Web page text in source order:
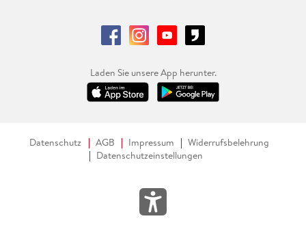
Laden Sie unsere App herunter.
Datenschutz AGB Impressum
Widerrufsbelehrung
Datenschutzeinstellungen